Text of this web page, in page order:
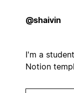
@shaivin
I'm a
Notion